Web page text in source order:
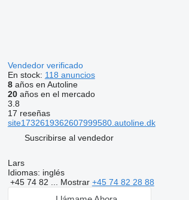
Vendedor verificado
En stock: 118 anuncios
8años en Autoline
20años en el mercado
3.8
17 reseñas
site1732619362607999580.autoline.dk
Suscribirse al vendedor
Lars
Idiomas: inglés
+45 74 82 ... Mostrar +45 74 82 28 88